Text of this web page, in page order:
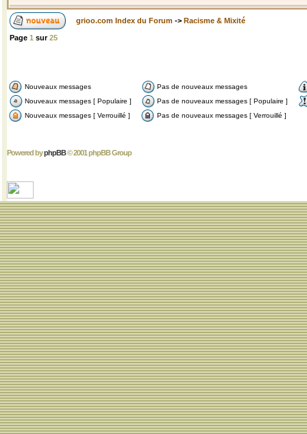
grioo.com Index du Forum -> Racisme & Mixité
Page 1 sur25
Nouveaux messages
Pas de nouveaux messages
Nouveaux messages [ Populaire ]
Pas de nouveaux messages [ Populaire ]
Nouveaux messages [ Verrouillé ]
Pas de nouveaux messages [ Verrouillé ]
Powered byphpBB© 2001 phpBB Group